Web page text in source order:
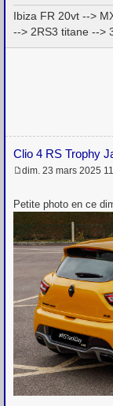
Ibiza FR 20vt -->
--> 2RS3 titane -->
Clio 4 RS Trophy
s
s
a
g
e
dim. 23 mars 2025
Petite photo en ce